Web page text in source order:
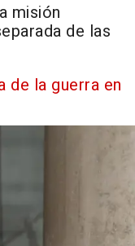
misión
de las
de la guerra en